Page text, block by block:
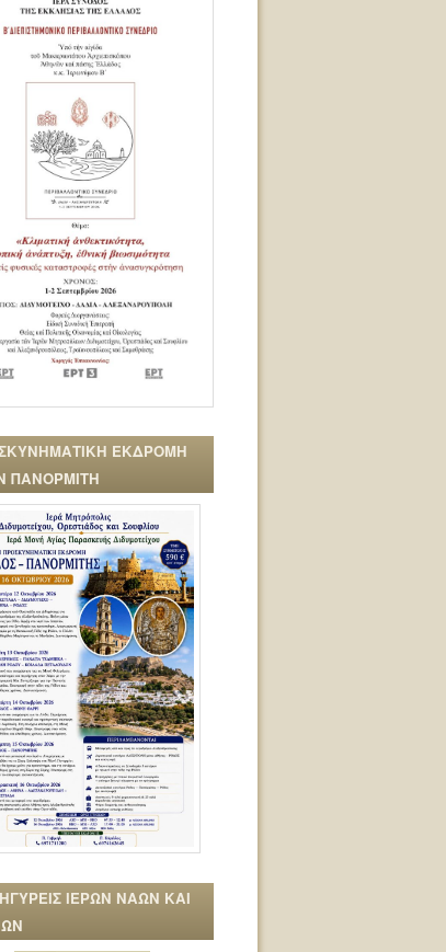
ΕΚΔΡΟΜΗ
ΠΑΝΟΡΜΙΤΗ
ΙΕΡΩΝ ΝΑΩΝ ΚΑΙ